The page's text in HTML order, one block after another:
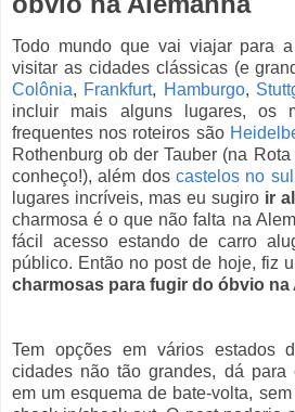
Todo mundo que vai viajar para a
visitar as cidades clássicas (e
Colônia, Frankfurt, Hamburgo,
incluir mais alguns lugares, os
frequentes nos roteiros são
Rothenburg ob der Tauber (na
conheço!), além dos castelos no
lugares incríveis, mas eu sugiro ir
charmosa é o que não falta na
fácil acesso estando de carro
público. Então no post de hoje, fiz
charmosas para fugir do óbvio na
Tem opções em vários estados
cidades não tão grandes, dá para
em um esquema de bate-volta,